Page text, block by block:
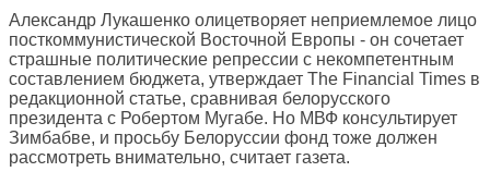
Александр Лукашенко олицетворяет неприемлемое лицо
посткоммунистической Восточной Европы - он сочетает
страшные политические репрессии с некомпетентным
составлением бюджета, утверждает The Financial Times в
редакционной статье, сравнивая белорусского
президента с Робертом Мугабе. Но МВФ консультирует
Зимбабве, и просьбу Белоруссии фонд тоже должен
рассмотреть внимательно, считает газета.